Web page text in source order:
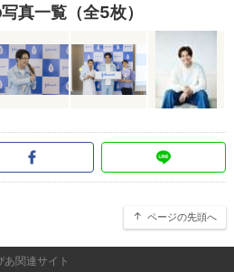
真一覧（全5枚）
ページの先頭へ
あ関連サイト